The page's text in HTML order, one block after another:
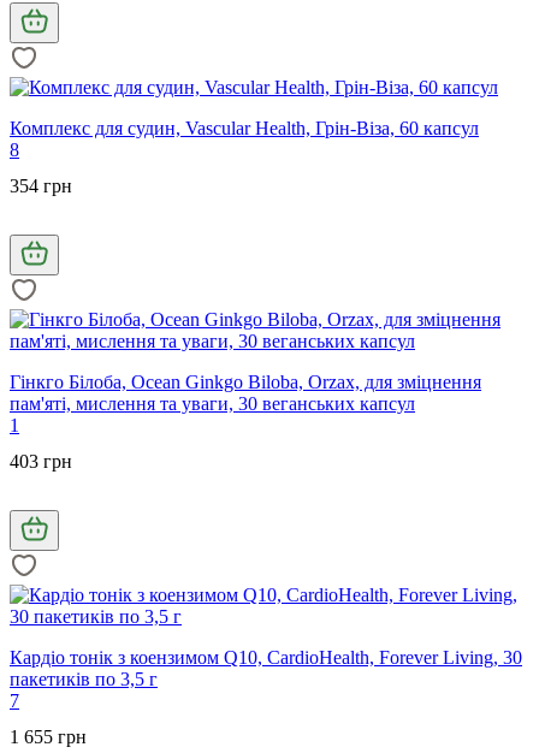
Комплекс для судин, Vascular Health, Грін-Віза, 60 капсул
8
354 грн
Гінкго Білоба, Ocean Ginkgo Biloba, Orzax, для зміцнення
пам'яті, мислення та уваги, 30 веганських капсул
1
403 грн
Кардіо тонік з коензимом Q10, CardioHealth, Forever Living, 30
пакетиків по 3,5 г
7
1 655 грн